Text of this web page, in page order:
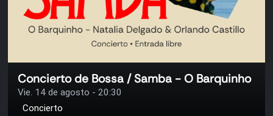
Concierto de Bossa / Samba - O Barquinho
Vie. 14 de agosto - 20:30
Concierto